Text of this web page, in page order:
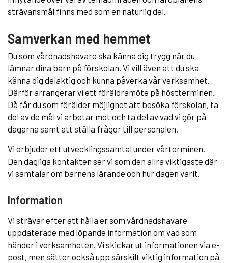
strävansmål finns med som en naturlig del.
Samverkan med hemmet
Du som vårdnadshavare ska känna dig trygg när du
lämnar dina barn på förskolan. Vi vill även att du ska
känna dig delaktig och kunna påverka vår verksamhet.
Därför arrangerar vi ett föräldramöte på höstterminen.
Då får du som förälder möjlighet att besöka förskolan, ta
del av de mål vi arbetar mot och ta del av vad vi gör på
dagarna samt att ställa frågor till personalen.
Vi erbjuder ett utvecklingssamtal under vårterminen.
Den dagliga kontakten ser vi som den allra viktigaste där
vi samtalar om barnens lärande och hur dagen varit.
Information
Vi strävar efter att hålla er som vårdnadshavare
uppdaterade med löpande information om vad som
händer i verksamheten. Vi skickar ut informationen via e-
post, men sätter också upp särskilt viktig information på